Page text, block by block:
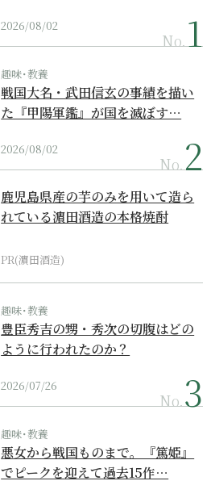
2026/08/02
No.
趣味･教養
戦国大名・武田信玄の事績を描い
た『甲陽軍鑑』が国を滅ぼす…
2026/08/02
No.
鹿児島県産の芋のみを用いて造ら
れている濵田酒造の本格焼酎
PR(濵田酒造)
趣味･教養
豊臣秀吉の甥・秀次の切腹はどの
ように行われたのか？
2026/07/26
No.
趣味･教養
悪女から戦国ものまで。『篤姫』
でピークを迎えて過去15作…